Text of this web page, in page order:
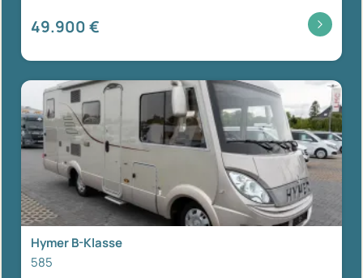
49.900 €
Hymer B-Klasse
585